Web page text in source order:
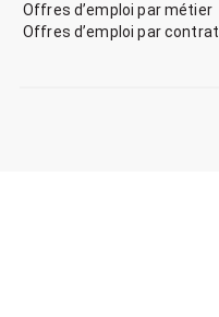
Offres d’emploi par métier
Offres d’emploi par contrat